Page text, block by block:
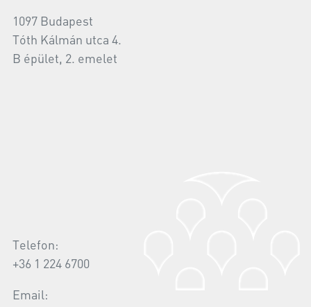
1097 Budapest
Tóth Kálmán utca 4.
B épület, 2. emelet
Telefon:
+36 1 224 6700
Email: